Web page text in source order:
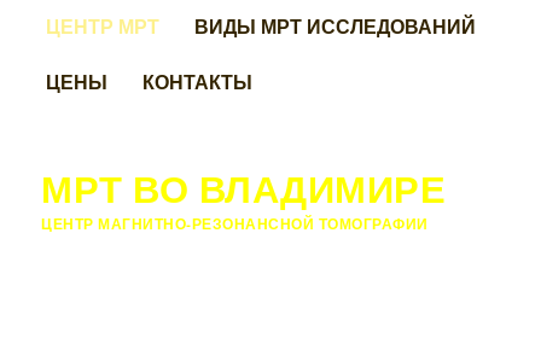
ЦЕНТР МРТ
ВИДЫ МРТ ИССЛЕДОВАНИЙ
ЦЕНЫ
КОНТАКТЫ
МРТ ВО ВЛАДИМИРЕ
ЦЕНТР МАГНИТНО-РЕЗОНАНСНОЙ ТОМОГРАФИИ